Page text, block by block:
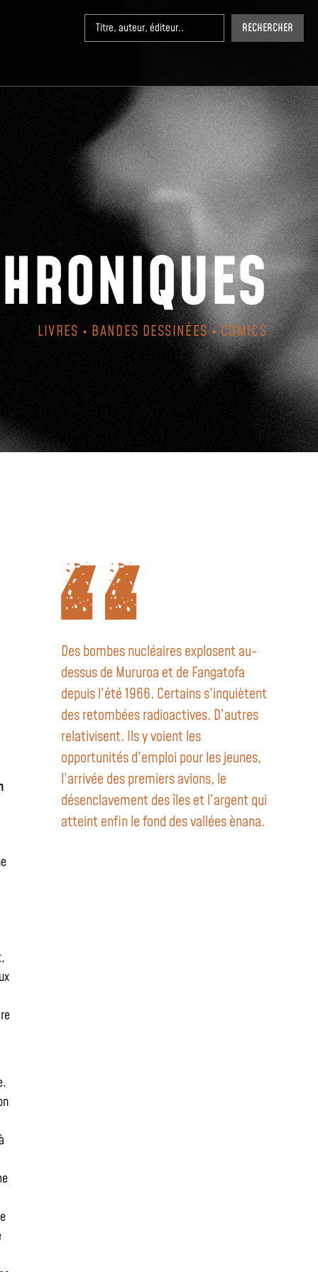
RECHERCHER
LIVRES • BANDES DESSINÉES • COMICS
Des bombes nucléaires explosent au-
dessus de Mururoa et de Fangatofa
depuis l’été 1966. Certains s’inquiètent
des retombées radioactives. D’autres
relativisent. Ils y voient les
opportunités d’emploi pour les jeunes,
l’arrivée des premiers avions, le
désenclavement des îles et l’argent qui
atteint enfin le fond des vallées ènana.